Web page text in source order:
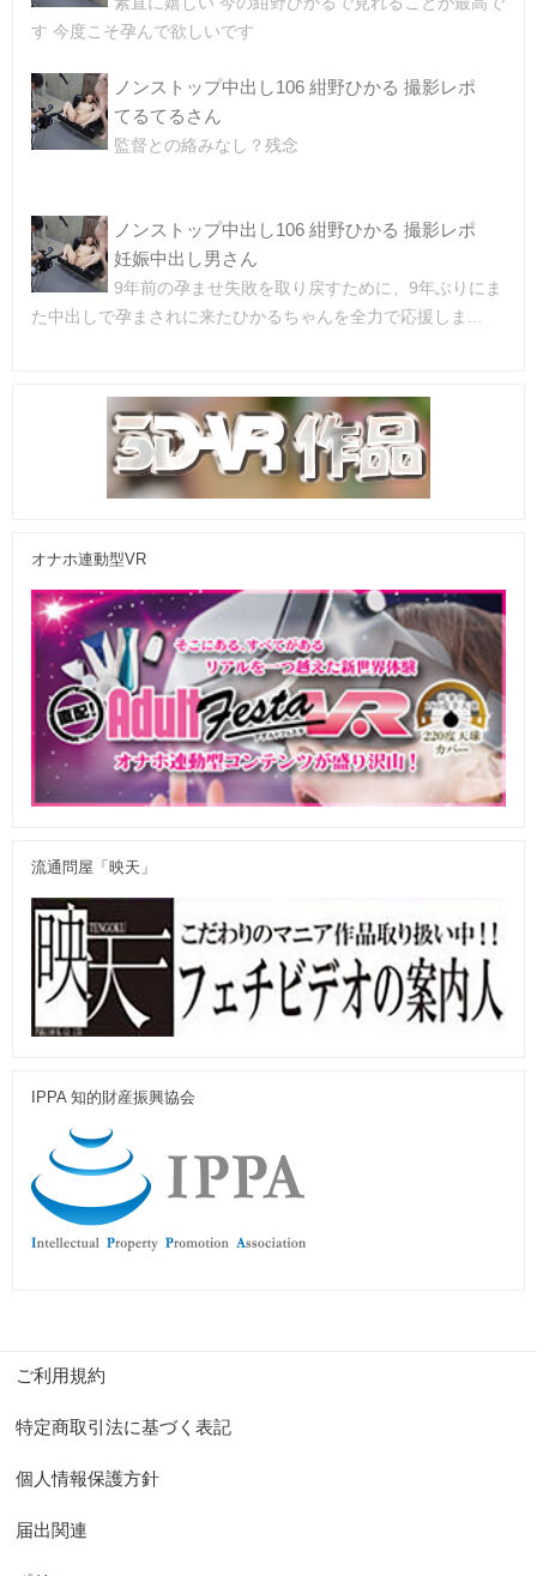
す 今度こそ孕んで欲しいです
ノンストップ中出し106 紺野ひかる 撮影レポ
てるてるさん
監督との絡みなし？残念
ノンストップ中出し106 紺野ひかる 撮影レポ
妊娠中出し男さん
9年前の孕ませ失敗を取り戻すために、9年ぶりにま
た中出しで孕まされに来たひかるちゃんを全力で応援しま...
オナホ連動型VR
流通問屋「映天」
IPPA 知的財産振興協会
ご利用規約
特定商取引法に基づく表記
個人情報保護方針
届出関連